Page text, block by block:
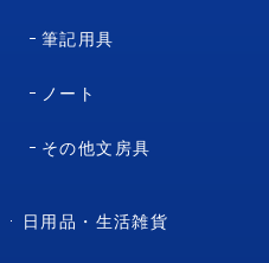
筆記用具
ノート
その他文房具
日用品・生活雑貨